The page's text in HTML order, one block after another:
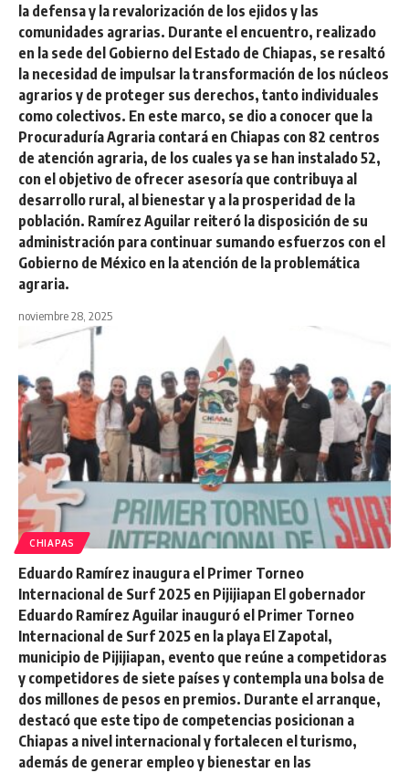
la defensa y la revalorización de los ejidos y las
comunidades agrarias. Durante el encuentro, realizado
en la sede del Gobierno del Estado de Chiapas, se resaltó
la necesidad de impulsar la transformación de los núcleos
agrarios y de proteger sus derechos, tanto individuales
como colectivos. En este marco, se dio a conocer que la
Procuraduría Agraria contará en Chiapas con 82 centros
de atención agraria, de los cuales ya se han instalado 52,
con el objetivo de ofrecer asesoría que contribuya al
desarrollo rural, al bienestar y a la prosperidad de la
población. Ramírez Aguilar reiteró la disposición de su
administración para continuar sumando esfuerzos con el
Gobierno de México en la atención de la problemática
agraria.
noviembre 28, 2025
CHIAPAS
Eduardo Ramírez inaugura el Primer Torneo
Internacional de Surf 2025 en Pijijiapan El gobernador
Eduardo Ramírez Aguilar inauguró el Primer Torneo
Internacional de Surf 2025 en la playa El Zapotal,
municipio de Pijijiapan, evento que reúne a competidoras
y competidores de siete países y contempla una bolsa de
dos millones de pesos en premios. Durante el arranque,
destacó que este tipo de competencias posicionan a
Chiapas a nivel internacional y fortalecen el turismo,
además de generar empleo y bienestar en las